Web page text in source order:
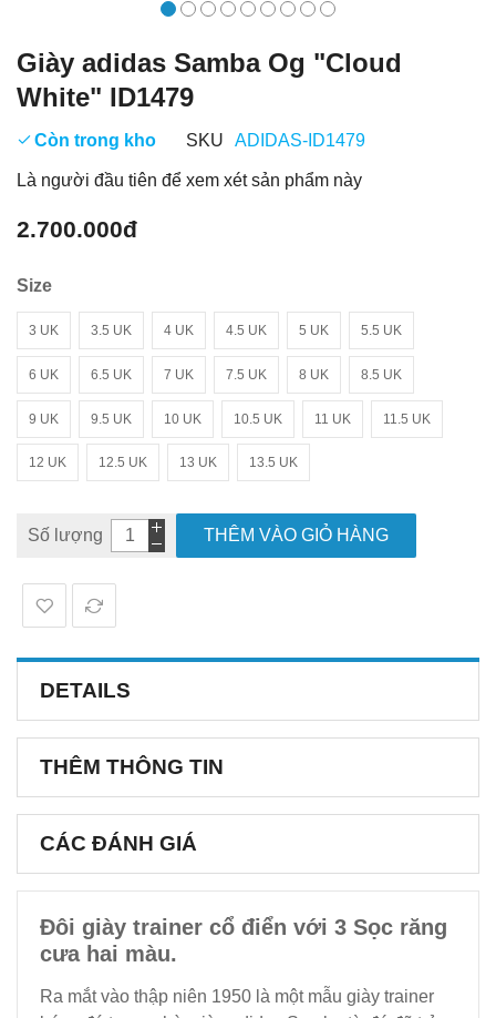
Giày adidas Samba Og "Cloud
White" ID1479
Còn trong kho SKU ADIDAS-ID1479
Là người đầu tiên để xem xét sản phẩm này
2.700.000đ
Size
3 UK 3.5 UK 4 UK 4.5 UK 5 UK 5.5 UK
6 UK 6.5 UK 7 UK 7.5 UK 8 UK 8.5 UK
9 UK 9.5 UK 10 UK 10.5 UK 11 UK 11.5 UK
12 UK 12.5 UK 13 UK 13.5 UK
Số lượng THÊM VÀO GIỎ HÀNG
DETAILS
THÊM THÔNG TIN
CÁC ĐÁNH GIÁ
Đôi giày trainer cổ điển với 3 Sọc răng
cưa hai màu.
Ra mắt vào thập niên 1950 là một mẫu giày trainer